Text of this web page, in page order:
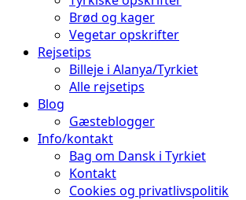
Brød og kager
Vegetar opskrifter
Rejsetips
Billeje i Alanya/Tyrkiet
Alle rejsetips
Blog
Gæsteblogger
Info/kontakt
Bag om Dansk i Tyrkiet
Kontakt
Cookies og privatlivspolitik